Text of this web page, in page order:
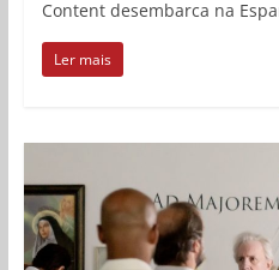
Content desembarca na
Ler mais